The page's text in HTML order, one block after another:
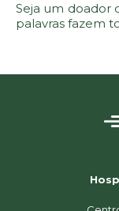
Seja um doador
palavras fazem